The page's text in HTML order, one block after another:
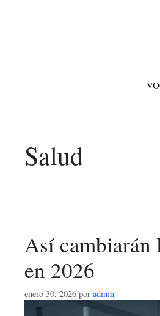
Salud
Así cambiarán
en 2026
enero 30, 2026 por admin